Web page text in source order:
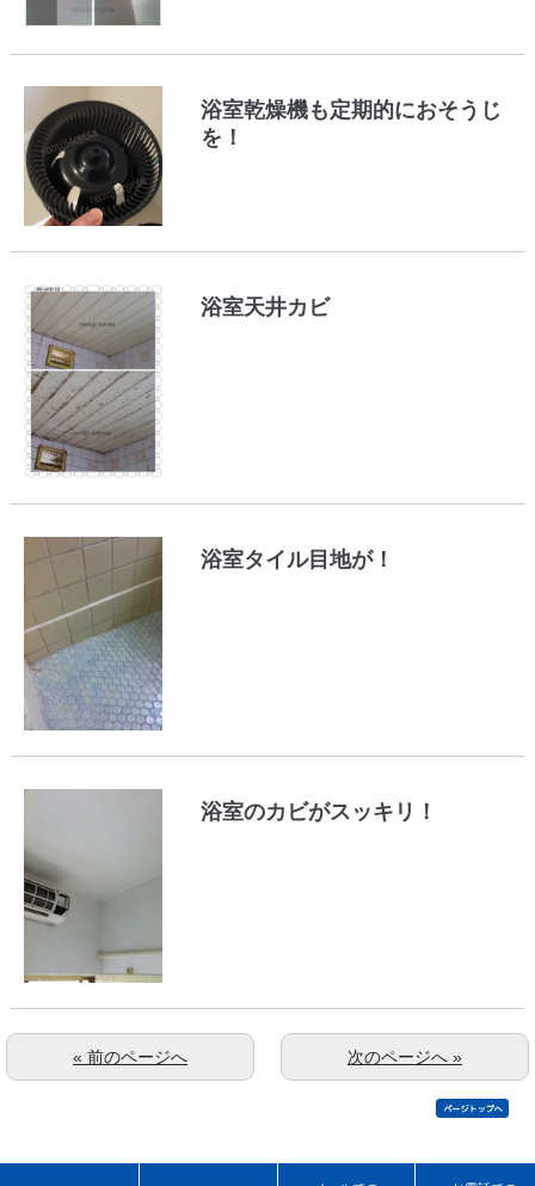
浴室乾燥機も定期的におそうじ
を！
浴室天井カビ
浴室タイル目地が！
浴室のカビがスッキリ！
次のページへ »
« 前のページへ